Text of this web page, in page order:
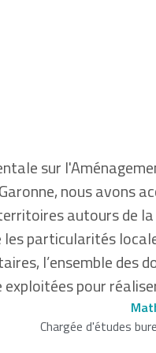
sur
nous avons
autours de
particularités
l’ensemble des
pour
Chargée d'études